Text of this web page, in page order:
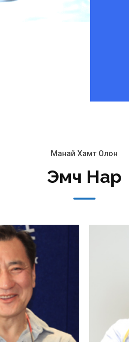
Манай Хамт Олон
Эмч Нар